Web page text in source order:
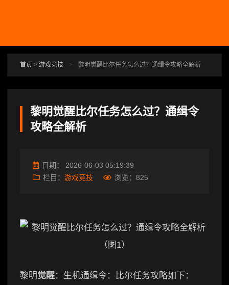
首页 > 游戏竞技 > 黎明觉醒比尔任务怎么过？通缉令攻略全解析
黎明觉醒比尔任务怎么过？通缉令
攻略全解析
日期： 2026-06-03 05:19:39
栏目： 游戏竞技 浏览： 825
黎明觉醒：生机通缉令：比尔任务攻略如下：